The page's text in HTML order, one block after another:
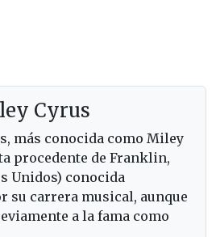
Cyrus
más conocida como Miley
procedente de Franklin,
Unidos) conocida
su carrera musical, aunque
a la fama como